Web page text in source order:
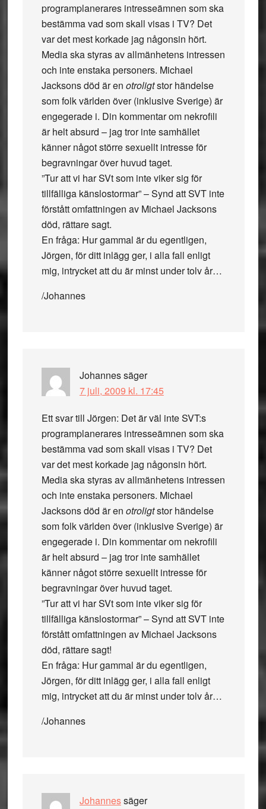
programplanerares intresseämnen som ska
bestämma vad som skall visas i TV? Det
var det mest korkade jag någonsin hört.
Media ska styras av allmänhetens intressen
och inte enstaka personers. Michael
Jacksons död är en otroligtstor händelse
som folk världen över (inklusive Sverige) är
engegerade i. Din kommentar om nekrofili
är helt absurd – jag tror inte samhället
känner något större sexuellt intresse för
begravningar över huvud taget.
”Tur att vi har SVt som inte viker sig för
tillfälliga känslostormar” – Synd att SVT inte
förstått omfattningen av Michael Jacksons
död, rättare sagt.
En fråga: Hur gammal är du egentligen,
Jörgen, för ditt inlägg ger, i alla fall enligt
mig, intrycket att du är minst under tolv år…
/Johannes
Johannessäger
7 juli, 2009 kl. 17:45
Ett svar till Jörgen: Det är väl inte SVT:s
programplanerares intresseämnen som ska
bestämma vad som skall visas i TV? Det
var det mest korkade jag någonsin hört.
Media ska styras av allmänhetens intressen
och inte enstaka personers. Michael
Jacksons död är en otroligtstor händelse
som folk världen över (inklusive Sverige) är
engegerade i. Din kommentar om nekrofili
är helt absurd – jag tror inte samhället
känner något större sexuellt intresse för
begravningar över huvud taget.
”Tur att vi har SVt som inte viker sig för
tillfälliga känslostormar” – Synd att SVT inte
förstått omfattningen av Michael Jacksons
död, rättare sagt!
En fråga: Hur gammal är du egentligen,
Jörgen, för ditt inlägg ger, i alla fall enligt
mig, intrycket att du är minst under tolv år…
/Johannes
Johannessäger